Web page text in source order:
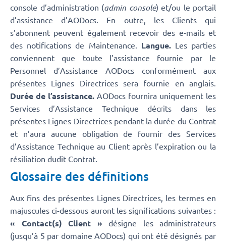
console d’administration (admin console) et/ou le portail
d’assistance d’AODocs. En outre, les Clients qui
s’abonnent peuvent également recevoir des e-mails et
des notifications de Maintenance. Langue.Les parties
conviennent que toute l’assistance fournie par le
Personnel d’Assistance AODocs conformément aux
présentes Lignes Directrices sera fournie en anglais.
Durée de l’assistance. AODocs fournira uniquement les
Services d’Assistance Technique décrits dans les
présentes Lignes Directrices pendant la durée du Contrat
et n’aura aucune obligation de fournir des Services
d’Assistance Technique au Client après l’expiration ou la
résiliation dudit Contrat.
Glossaire des définitions
Aux fins des présentes Lignes Directrices, les termes en
majuscules ci-dessous auront les significations suivantes :
« Contact(s) Client » désigne les administrateurs
(jusqu’à 5 par domaine AODocs) qui ont été désignés par